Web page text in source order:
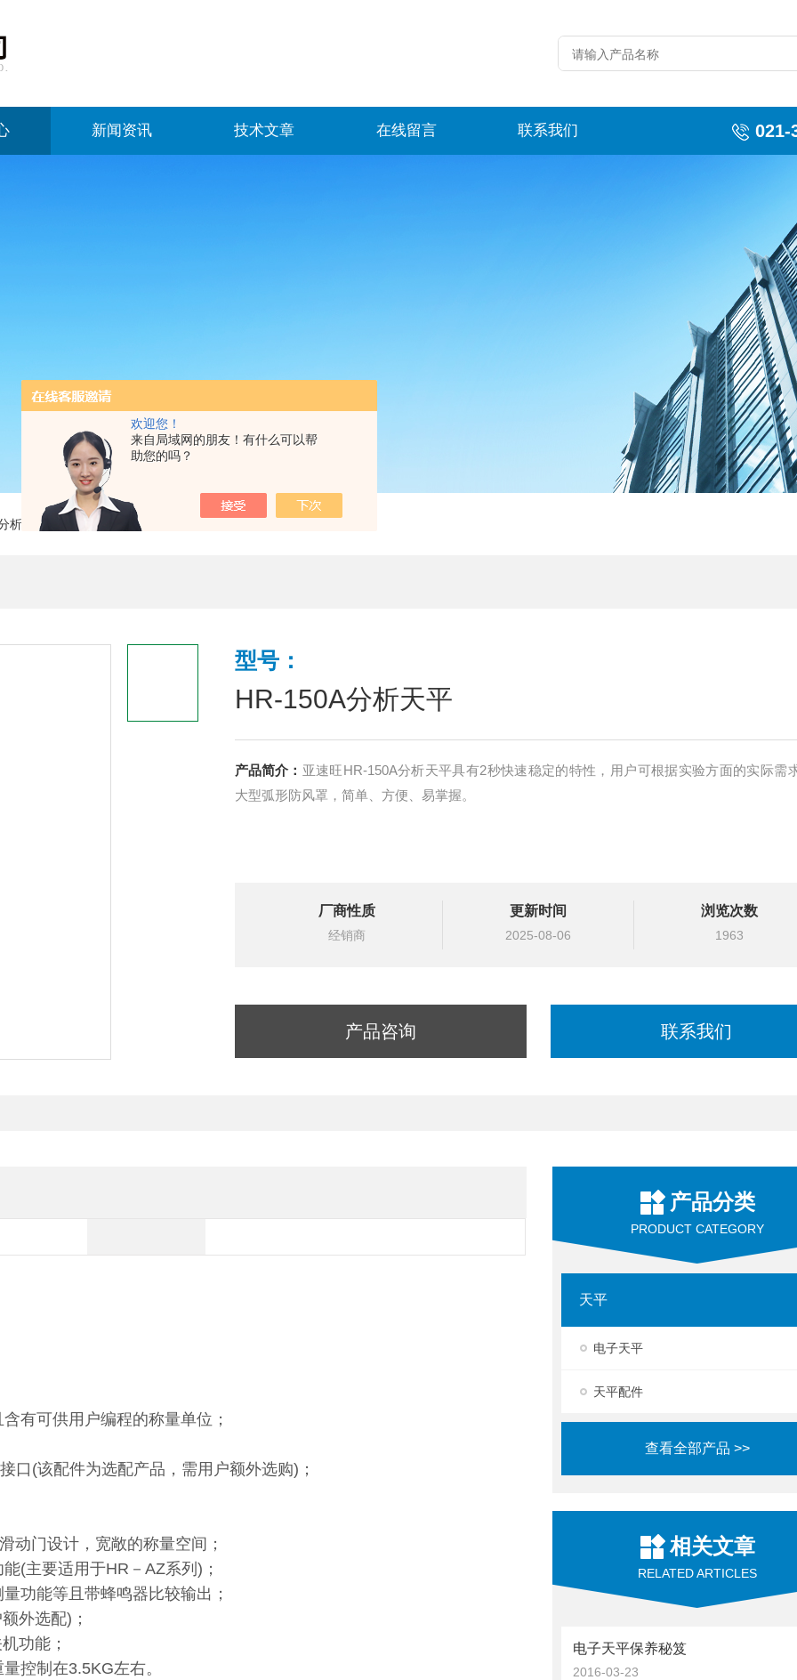
欢迎您！
来自局域网的朋友！有什么可以帮
助您的吗？
新闻资讯 技术文章 在线留言 联系我们 021-
天平
型号：
HR-150A分析天平
产品简介： 亚速旺HR-150A分析天平具有2秒快速稳定的特性，用户可根据实验方面的实际需
大型弧形防风罩，简单、方便、易掌握。
厂商性质
经销商
更新时间
2025-08-06
浏览次数
1963
产品咨询 联系我们
产品分类
PRODUCT CATEGORY
天平
电子天平
天平配件
查看全部产品 >>
相关文章
RELATED ARTICLES
电子天平保养秘笈
2016-03-23
有可供用户编程的称量单位；
口(该配件为选配产品，需用户额外选购)；
动门设计，宽敞的称量空间；
(主要适用于HR－AZ系列)；
功能等且带蜂鸣器比较输出；
外选配)；
功能；
控制在3.5KG左右。